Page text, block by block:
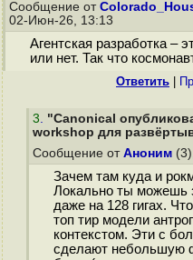
Сообщение от
02-Июн-26, 13:13
Агентская разработка –
или нет. Так что
Ответить
3. "Canonical
workshop для
Сообщение от Аноним
Зачем там куда и
Локально ты можешь
даже на 128 гигах.
топ тир модели
контекстом. Эти с
сделают небольшую